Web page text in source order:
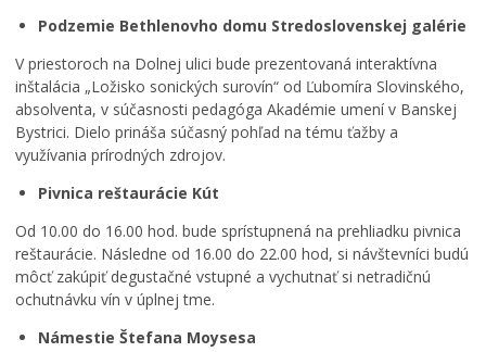
Podzemie Bethlenovho domu Stredoslovenskej galérie
V priestoroch na Dolnej ulici bude prezentovaná interaktívna
inštalácia „Ložisko sonických surovín“ od Ľubomíra Slovinského,
absolventa, v súčasnosti pedagóga Akadémie umení v Banskej
Bystrici. Dielo prináša súčasný pohľad na tému ťažby a
využívania prírodných zdrojov.
Pivnica reštaurácie Kút
Od 10.00 do 16.00 hod. bude sprístupnená na prehliadku pivnica
reštaurácie. Následne od 16.00 do 22.00 hod, si návštevníci budú
môcť zakúpiť degustačné vstupné a vychutnať si netradičnú
ochutnávku vín v úplnej tme.
Námestie Štefana Moysesa